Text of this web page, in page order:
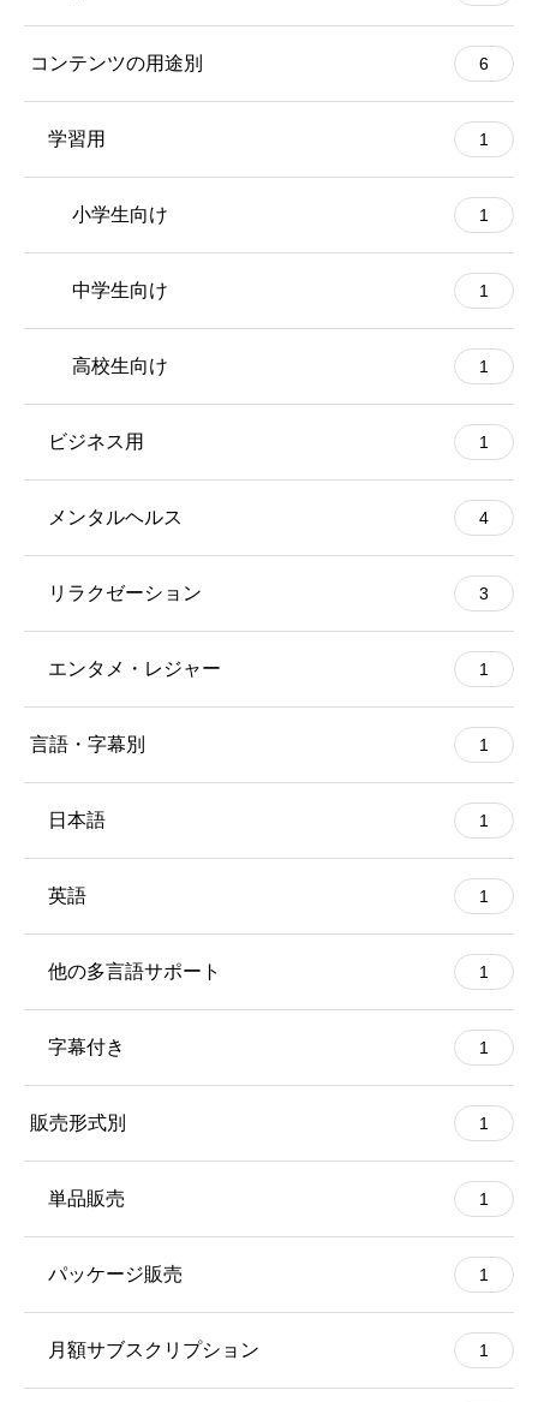
コンテンツの用途別 6
学習用 1
小学生向け 1
中学生向け 1
高校生向け 1
ビジネス用 1
メンタルヘルス 4
リラクゼーション 3
エンタメ・レジャー 1
言語・字幕別 1
日本語 1
英語 1
他の多言語サポート 1
字幕付き 1
販売形式別 1
単品販売 1
パッケージ販売 1
月額サブスクリプション 1